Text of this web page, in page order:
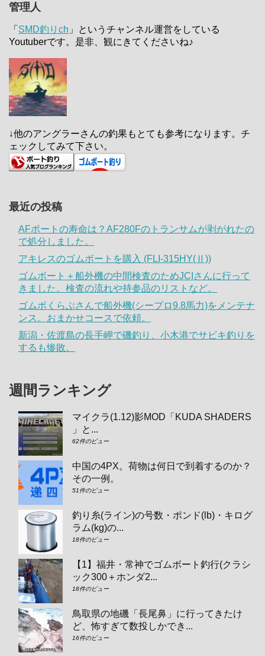
管理人
「 SMD釣りch 」というチャンネル運営をしている
Youtuberです。是非、観にきてくださいね♪
↓他のアングラーさんの釣果もとても参考になります。チ
ェックしてみて下さい。
最近の投稿
AFボートの寿命は？AF280Fのトランサムが剥がれたの
で処分しました。
アキレスのゴムボートを購入 (FLI-315HY(Ⅱ))
ゴムボート＋船外機の中間検査のためJCIさんに行って
きました。検査の流れや持参品のリストなど。
ゴムボくらぶさんで船外機(シープロ9.8馬力)をメンテナ
ンス。おまかせコースで依頼。
新潟・佐渡島の長手岬で磯釣り、小木港でサビキ釣りを
するも惨敗。
週間ランキング
マイクラ(1.12)影MOD「KUDA SHADERS
」と...
62件のビュー
中国の4PX。荷物は何日で到着するのか？
その一例。
51件のビュー
釣り糸(ライン)の号数・ポンド(lb)・キログ
ラム(kg)の...
18件のビュー
【1】福井・常神でゴムボート釣行(クラシ
ック300＋ホンダ2...
18件のビュー
鳥取県の地磯「長尾鼻」に行ってきたけ
ど、怖すぎて数投しかでき...
16件のビュー